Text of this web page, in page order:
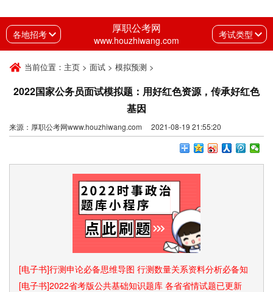
各地招考 厚职公考网
www.houzhiwang.com 考试类型
当前位置： 主页 > 面试 > 模拟预测 >
2022国家公务员面试模拟题：用好红色资源，传承好红色
基因
来源：厚职公考网www.houzhiwang.com 2021-08-19 21:55:20
[电子书]行测申论必备思维导图 行测数量关系资料分析必备知
识点和速算技巧
[电子书]2022省考版公共基础知识题库 各省省情试题已更新